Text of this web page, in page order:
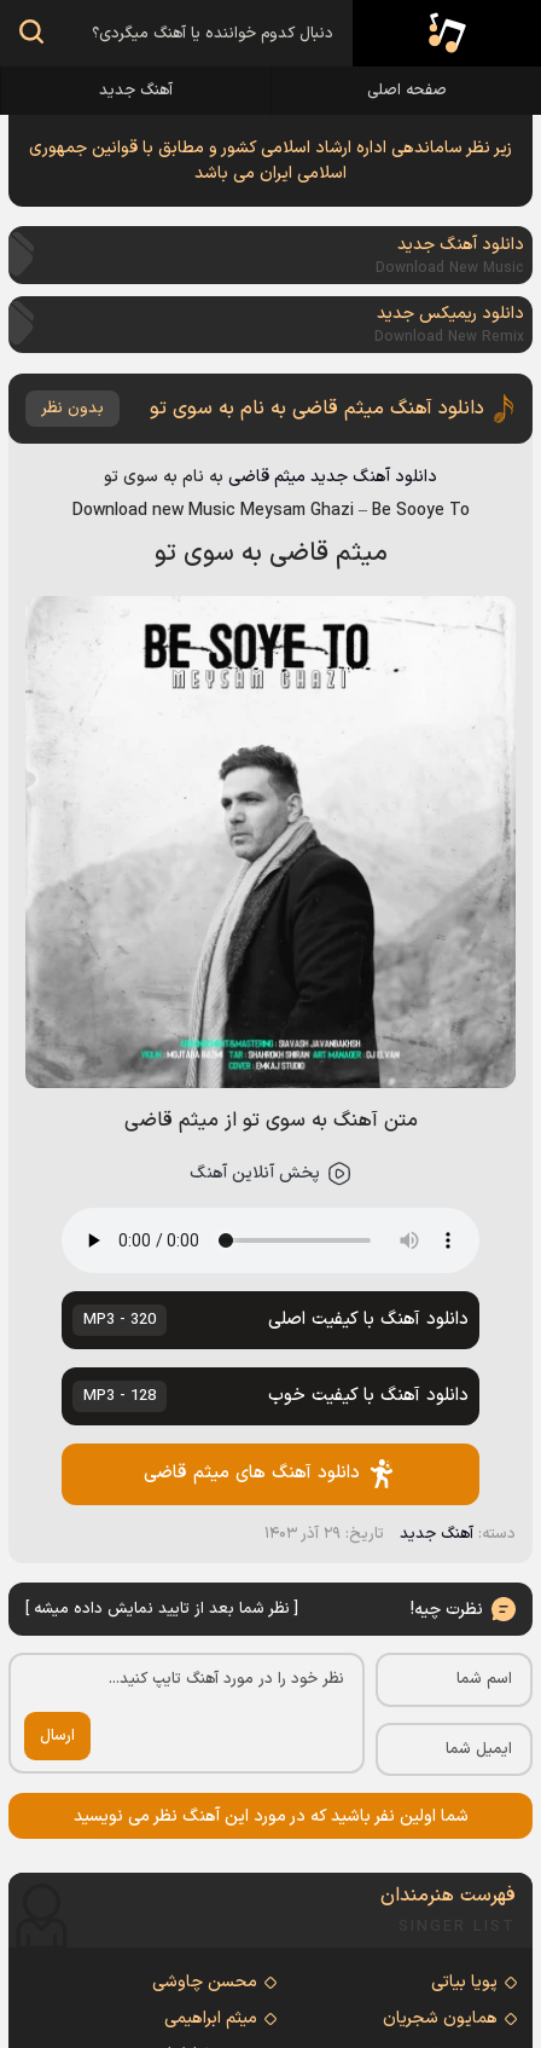
صفحه اصلی آهنگ جدید
زیر نظر ساماندهی اداره ارشاد اسلامی کشور و مطابق با قوانین جمهوری
اسلامی ایران می باشد
دانلود آهنگ جدید
Download New Music
دانلود ریمیکس جدید
Download New Remix
دانلود آهنگ میثم قاضی به نام به سوی تو بدون نظر
دانلود آهنگ جدید میثم قاضی به نام به سوی تو
Download new Music Meysam Ghazi–Be Sooye To
میثم قاضی به سوی تو
متن آهنگ به سوی تو از میثم قاضی
پخش آنلاین آهنگ
دانلود آهنگ با کیفیت اصلی 320 - MP3
دانلود آهنگ با کیفیت خوب 128 - MP3
دانلود آهنگ های میثم قاضی
دسته: آهنگ جدید تاریخ: ۲۹ آذر ۱۴۰۳
نظرت چیه! [ نظر شما بعد از تایید نمایش داده میشه ]
ارسال
شما اولین نفر باشید که در مورد این آهنگ نظر می نویسید
فهرست هنرمندان
پویا بیاتی
محسن چاوشی
همایون شجریان
میثم ابراهیمی